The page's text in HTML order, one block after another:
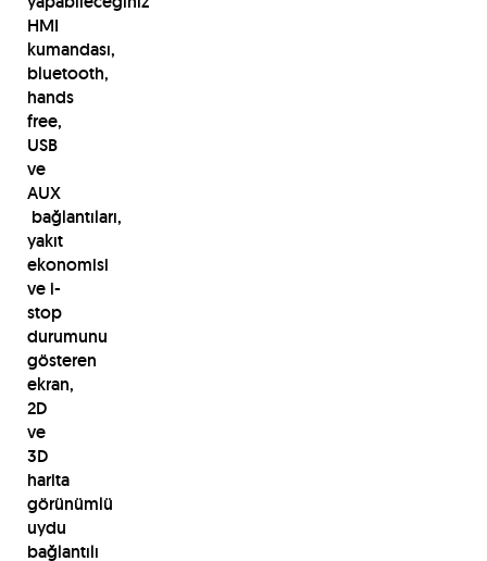
HMI
kumandası,
bluetooth,
hands
free,
USB
ve
AUX
bağlantıları,
yakıt
ekonomisi
ve i-
stop
durumunu
gösteren
ekran,
2D
ve
3D
harita
görünümlü
uydu
bağlantılı